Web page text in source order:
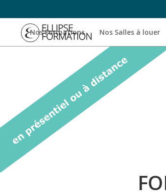
Nos Formations Nos Salles à louer